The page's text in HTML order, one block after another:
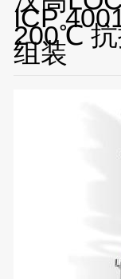
ICP
200℃ 抗
组装